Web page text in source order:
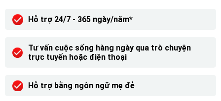
Hỗ trợ 24/7 - 365 ngày/năm*
Tư vấn cuộc sống hàng ngày qua trò chuyện
trực tuyến hoặc điện thoại
Hỗ trợ bằng ngôn ngữ mẹ đẻ